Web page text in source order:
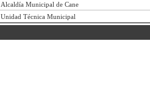
Alcaldía Municipal de Cane
Unidad Técnica Municipal